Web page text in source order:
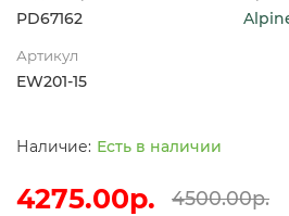
PD67162
Артикул
EW201-15
Есть в наличии
4275.00р. 4500.00р.